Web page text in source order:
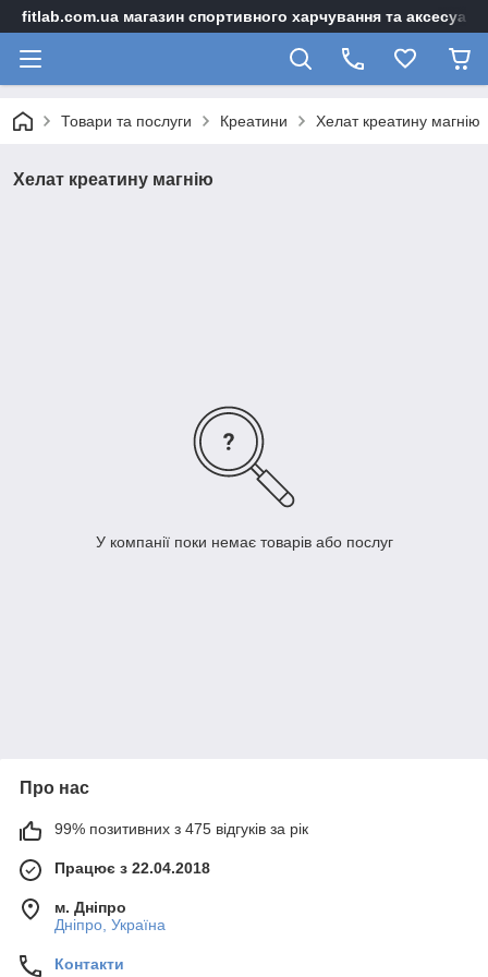
fitlab.com.ua магазин спортивного харчування та
Товари та послуги Креатини Хелат креатину магнію
Хелат креатину магнію
У компанії поки немає товарів або послуг
Про нас
99% позитивних з 475 відгуків за рік
Працює з 22.04.2018
м. Дніпро
Дніпро, Україна
Контакти